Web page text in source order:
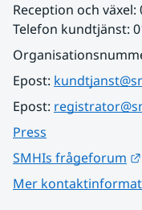
Reception och växel:
Telefon kundtjänst:
Epost:
Epost:
Press
SMHIs frågeforum
Mer